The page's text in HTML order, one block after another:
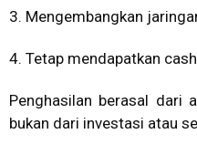
3. Mengembangkan
4. Tetap mendapatkan
Penghasilan berasal dari
bukan dari investasi atau